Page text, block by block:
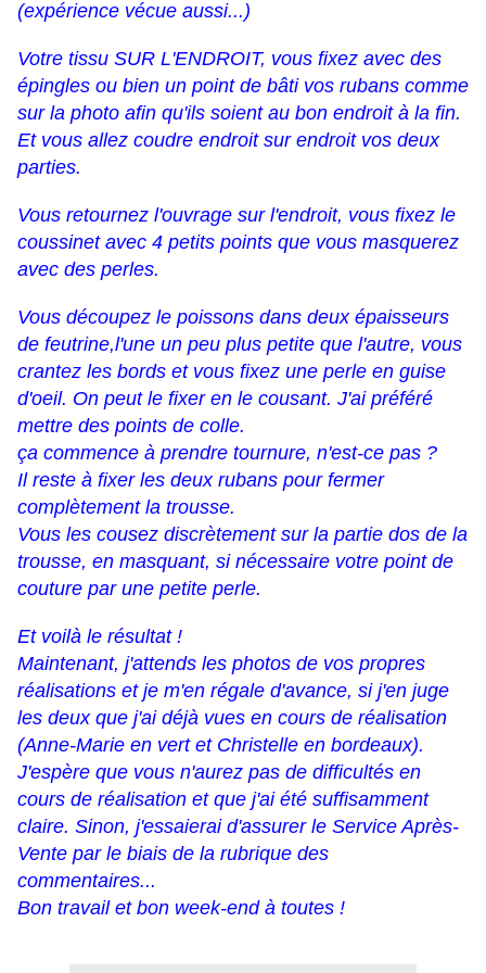
(expérience vécue aussi...)
Votre tissu SUR L'ENDROIT, vous fixez avec des
épingles ou bien un point de bâti vos rubans comme
sur la photo afin qu'ils soient au bon endroit à la fin.
Et vous allez coudre endroit sur endroit vos deux
parties.
Vous retournez l'ouvrage sur l'endroit, vous fixez le
coussinet avec 4 petits points que vous masquerez
avec des perles.
Vous découpez le poissons dans deux épaisseurs
de feutrine,l'une un peu plus petite que l'autre, vous
crantez les bords et vous fixez une perle en guise
d'oeil. On peut le fixer en le cousant. J'ai préféré
mettre des points de colle.
ça commence à prendre tournure, n'est-ce pas ?
Il reste à fixer les deux rubans pour fermer
complètement la trousse.
Vous les cousez discrètement sur la partie dos de la
trousse, en masquant, si nécessaire votre point de
couture par une petite perle.
Et voilà le résultat !
Maintenant, j'attends les photos de vos propres
réalisations et je m'en régale d'avance, si j'en juge
les deux que j'ai déjà vues en cours de réalisation
(Anne-Marie en vert et Christelle en bordeaux).
J'espère que vous n'aurez pas de difficultés en
cours de réalisation et que j'ai été suffisamment
claire. Sinon, j'essaierai d'assurer le Service Après-
Vente par le biais de la rubrique des
commentaires...
Bon travail et bon week-end à toutes !